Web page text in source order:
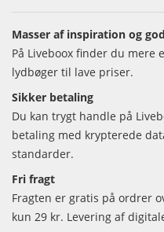
Masser af inspiration og
På Liveboox finder du mere
lydbøger til lave priser.
Sikker betaling
Du kan trygt handle på
betaling med krypterede
standarder.
Fri fragt
Fragten er gratis på ordrer
kun 29 kr. Levering af